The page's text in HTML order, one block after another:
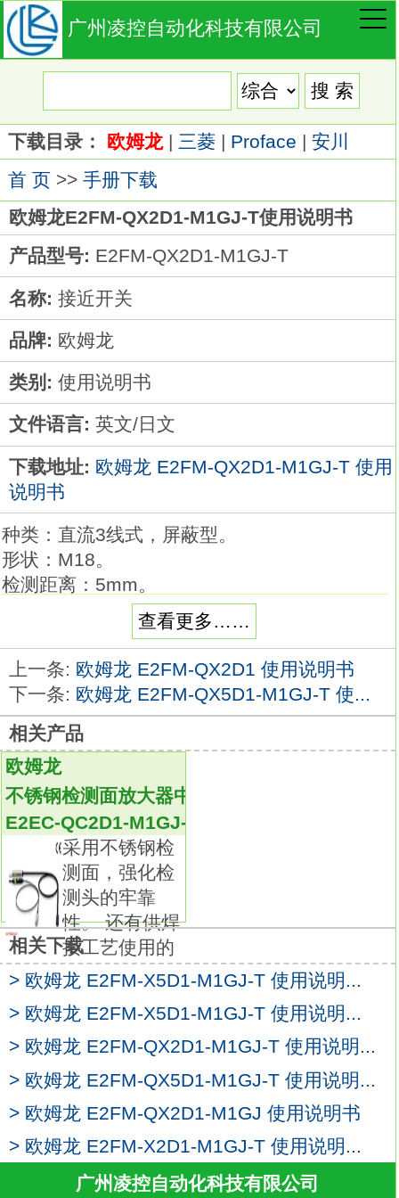
广州凌控自动化科技有限公司
下载目录： 欧姆龙| 三菱| Proface | 安川
首 页>> 手册下载
欧姆龙E2FM-QX2D1-M1GJ-T使用说明书
产品型号: E2FM-QX2D1-M1GJ-T
名称: 接近开关
品牌: 欧姆龙
类别: 使用说明书
文件语言: 英文/日文
下载地址: 欧姆龙 E2FM-QX2D1-M1GJ-T 使用
说明书
种类：直流3线式，屏蔽型。
形状：M18。
检测距离：5mm。
连接方式：导线引出型（2m）。
导线规格：PVC（耐油）。
动作模式NO。
PNP输出。
接近传感器的首选世界顶级的性能和品质
E2FM-QX2D1-M1GJ-T。
磁性金属有无检测的标准型。
品种丰富。
可根据条件选择最适用机型。
防相互干扰功能的异频机型品种齐全
QX2D1-M1GJ-T
具有优异的耐环境性能。
标准导线的材质为耐油PVC。
检测面采用耐切削油材质。
标准采用导线护套。高性价比的标准型接近传
感器。
标准采用电缆保护器。
无极性二线式接近传感器。
种类：直流二线式/接插件型。
极性：有。
形状：非屏蔽，M30。
检测距离：20mm。
动作模式：NO。带单报警输出的温度控制器
查看更多……
上一条: 欧姆龙 E2FM-QX2D1 使用说明书
下一条: 欧姆龙 E2FM-QX5D1-M1GJ-T 使...
相关产品
欧姆龙
不锈钢检测面放大器中继接近传感器
E2EC-QC2D1-M1GJ-T 0.3M
采用不锈钢检
测面，强化检
测头的牢靠
性。 还有供焊
接工艺使用的
相关下载
> 欧姆龙 E2FM-X5D1-M1GJ-T 使用说明...
> 欧姆龙 E2FM-X5D1-M1GJ-T 使用说明...
> 欧姆龙 E2FM-QX2D1-M1GJ-T 使用说明...
> 欧姆龙 E2FM-QX5D1-M1GJ-T 使用说明...
> 欧姆龙 E2FM-QX2D1-M1GJ 使用说明书
> 欧姆龙 E2FM-X2D1-M1GJ-T 使用说明...
广州凌控自动化科技有限公司